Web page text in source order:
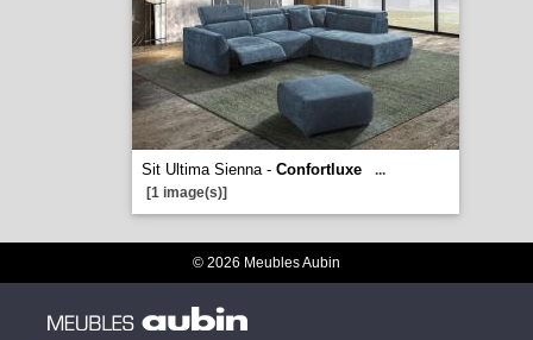
Sit Ultima Sienna - Confortluxe
...
[1 image(s)]
© 2026 Meubles Aubin